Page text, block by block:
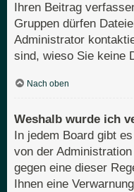
Ihren Beitrag
Gruppen dürfen
Administrator
sind, wieso Sie keine
Nach oben
Weshalb wurde ich
In jedem Board gibt
von der
gegen eine dieser
Ihnen eine